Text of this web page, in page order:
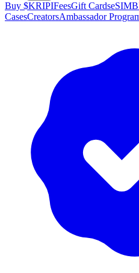
Buy $KRIPIFeesGift CardseSIM
CasesCreatorsAmbassador